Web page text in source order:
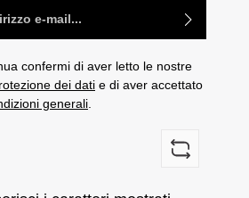
confermi di aver letto le nostre
dei dati e di aver accettato
generali